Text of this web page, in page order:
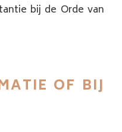
bij de Orde van
OF BIJ